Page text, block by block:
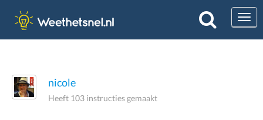
nicole
Heeft 103 instructies gemaakt